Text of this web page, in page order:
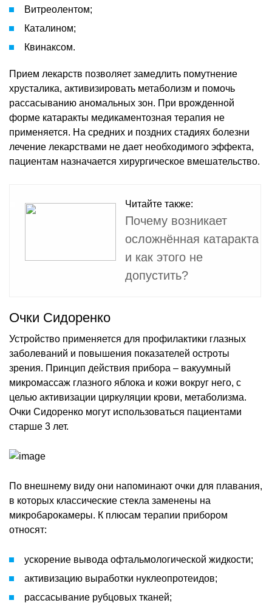
Витреолентом;
Каталином;
Квинаксом.
Прием лекарств позволяет замедлить помутнение
хрусталика, активизировать метаболизм и помочь
рассасыванию аномальных зон. При врожденной
форме катаракты медикаментозная терапия не
применяется. На средних и поздних стадиях болезни
лечение лекарствами не дает необходимого эффекта,
пациентам назначается хирургическое вмешательство.
Читайте также:
Почему возникает
осложнённая катаракта
и как этого не
допустить?
Очки Сидоренко
Устройство применяется для профилактики глазных
заболеваний и повышения показателей остроты
зрения. Принцип действия прибора – вакуумный
микромассаж глазного яблока и кожи вокруг него, с
целью активизации циркуляции крови, метаболизма.
Очки Сидоренко могут использоваться пациентами
старше 3 лет.
По внешнему виду они напоминают очки для плавания,
в которых классические стекла заменены на
микробарокамеры. К плюсам терапии прибором
относят:
ускорение вывода офтальмологической жидкости;
активизацию выработки нуклеопротеидов;
рассасывание рубцовых тканей;